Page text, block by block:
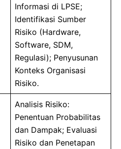
Informasi di LPSE;
Identifikasi Sumber
Risiko (Hardware,
Software, SDM,
Regulasi); Penyusunan
Konteks Organisasi
Risiko.
Analisis Risiko:
Penentuan Probabilitas
dan Dampak; Evaluasi
Risiko dan Penetapan